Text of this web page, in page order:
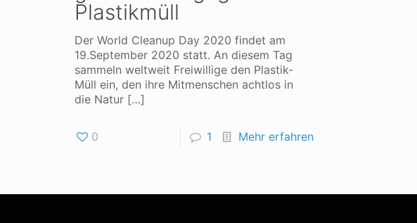
Plastikmüll
Der World Cleanup Day 2020 findet am
19.September 2020 statt. An diesem Tag
sammeln weltweit Freiwillige den Plastik-
Müll ein, den ihre Mitmenschen achtlos in
die Natur[…]
0 1 Mehr erfahren